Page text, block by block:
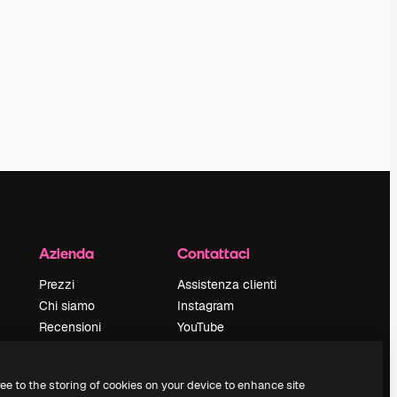
Azienda
Prezzi
Chi siamo
Recensioni
Blog
Contattaci
Assistenza clienti
Instagram
YouTube
Discord
to the storing of cookies on your device to enhance site